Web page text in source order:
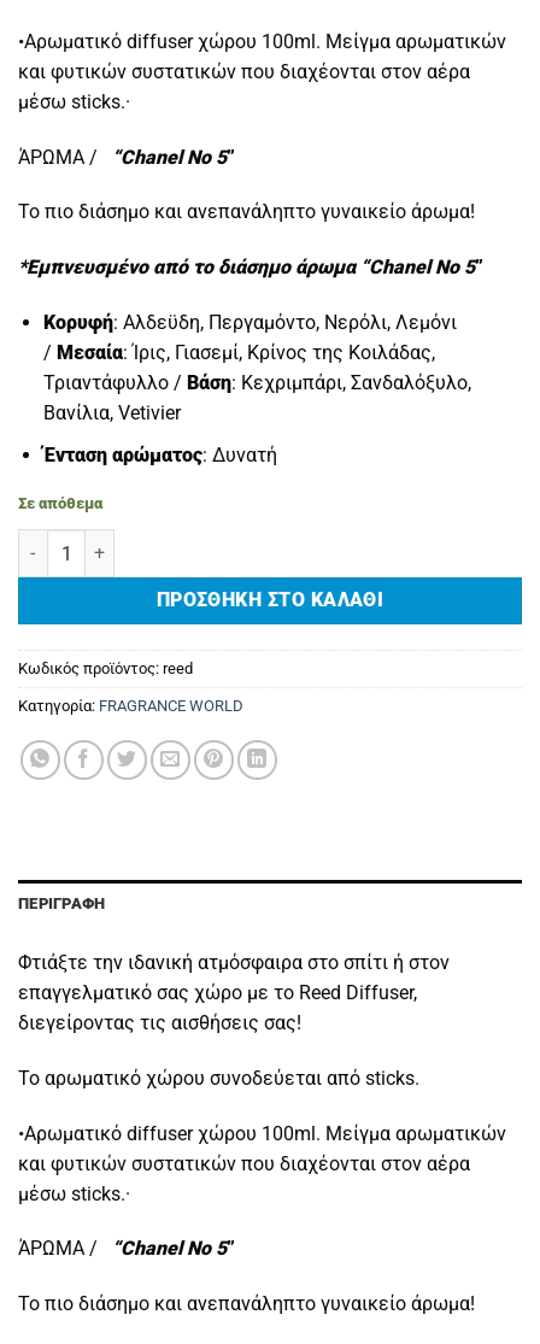
•Αρωματικό diffuser χώρου 100ml. Μείγμα αρωματικών
και φυτικών συστατικών που διαχέονται στον αέρα
μέσω sticks.·
ΆΡΩΜΑ / “Chanel No 5”
Το πιο διάσημο και ανεπανάληπτο γυναικείο άρωμα!
*Εμπνευσμένο από το διάσημο άρωμα “Chanel No 5”
Κορυφή: Αλδεϋδη, Περγαμόντο, Νερόλι, Λεμόνι
/ Μεσαία: Ίρις, Γιασεμί, Κρίνος της Κοιλάδας,
Τριαντάφυλλο / Βάση: Κεχριμπάρι, Σανδαλόξυλο,
Βανίλια, Vetivier
Ένταση αρώματος: Δυνατή
Σε απόθεμα
Reed Diffuser “Chanel No 5” ποσότητα
ΠΡΟΣΘΉΚΗ ΣΤΟ ΚΑΛΆΘΙ
Κωδικός προϊόντος: reed
Κατηγορία: FRAGRANCE WORLD
ΠΕΡΙΓΡΑΦΉ
Φτιάξτε την ιδανική ατμόσφαιρα στο σπίτι ή στον
επαγγελματικό σας χώρο με το Reed Diffuser,
διεγείροντας τις αισθήσεις σας!
Το αρωματικό χώρου συνοδεύεται από sticks.
•Αρωματικό diffuser χώρου 100ml. Μείγμα αρωματικών
και φυτικών συστατικών που διαχέονται στον αέρα
μέσω sticks.·
ΆΡΩΜΑ / “Chanel No 5”
Το πιο διάσημο και ανεπανάληπτο γυναικείο άρωμα!